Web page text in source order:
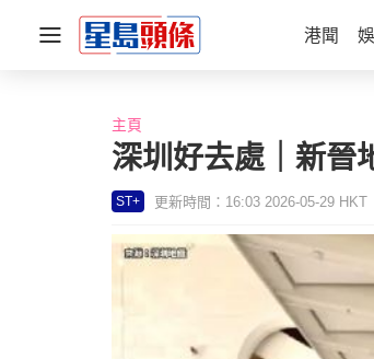
港聞
主頁
深圳好去處｜新晉
ST+ 更新時間：16:03 2026-05-29 HKT